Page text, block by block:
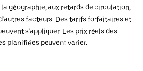
géographie, aux retards de circulation,
facteurs. Des tarifs forfaitaires et
s’appliquer. Les prix réels des
planifiées peuvent varier.